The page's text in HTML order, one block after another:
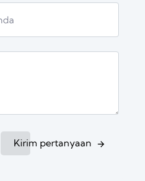
Kirim pertanyaan